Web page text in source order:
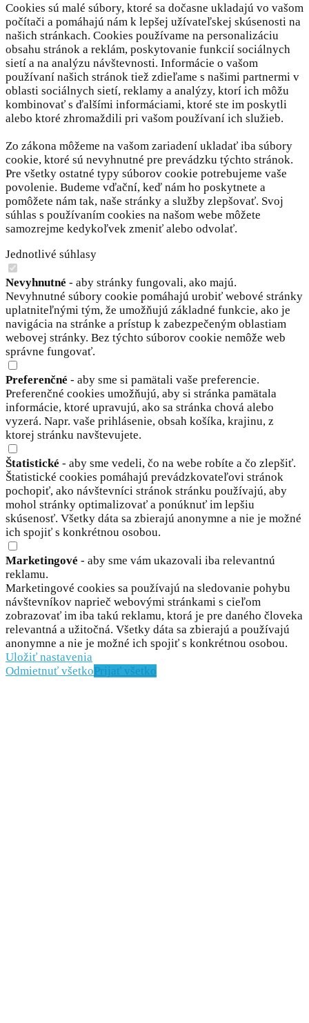
Cookies sú malé súbory, ktoré sa dočasne ukladajú vo vašom
počítači a pomáhajú nám k lepšej užívateľskej skúsenosti na
našich stránkach. Cookies používame na personalizáciu
obsahu stránok a reklám, poskytovanie funkcií sociálnych
sietí a na analýzu návštevnosti. Informácie o vašom
používaní našich stránok tiež zdieľame s našimi partnermi v
oblasti sociálnych sietí, reklamy a analýzy, ktorí ich môžu
kombinovať s ďalšími informáciami, ktoré ste im poskytli
alebo ktoré zhromaždili pri vašom používaní ich služieb.
Zo zákona môžeme na vašom zariadení ukladať iba súbory
cookie, ktoré sú nevyhnutné pre prevádzku týchto stránok.
Pre všetky ostatné typy súborov cookie potrebujeme vaše
povolenie. Budeme vďační, keď nám ho poskytnete a
pomôžete nám tak, naše stránky a služby zlepšovať. Svoj
súhlas s používaním cookies na našom webe môžete
samozrejme kedykoľvek zmeniť alebo odvolať.
Jednotlivé súhlasy
Nevyhnutné - aby stránky fungovali, ako majú.
Nevyhnutné súbory cookie pomáhajú urobiť webové stránky
uplatniteľnými tým, že umožňujú základné funkcie, ako je
navigácia na stránke a prístup k zabezpečeným oblastiam
webovej stránky. Bez týchto súborov cookie nemôže web
správne fungovať.
Preferenčné - aby sme si pamätali vaše preferencie.
Preferenčné cookies umožňujú, aby si stránka pamätala
informácie, ktoré upravujú, ako sa stránka chová alebo
vyzerá. Napr. vaše prihlásenie, obsah košíka, krajinu, z
ktorej stránku navštevujete.
Štatistické - aby sme vedeli, čo na webe robíte a čo zlepšiť.
Štatistické cookies pomáhajú prevádzkovateľovi stránok
pochopiť, ako návštevníci stránok stránku používajú, aby
mohol stránky optimalizovať a ponúknuť im lepšiu
skúsenosť. Všetky dáta sa zbierajú anonymne a nie je možné
ich spojiť s konkrétnou osobou.
Marketingové - aby sme vám ukazovali iba relevantnú
reklamu.
Marketingové cookies sa používajú na sledovanie pohybu
návštevníkov naprieč webovými stránkami s cieľom
zobrazovať im iba takú reklamu, ktorá je pre daného človeka
relevantná a užitočná. Všetky dáta sa zbierajú a používajú
anonymne a nie je možné ich spojiť s konkrétnou osobou.
Uložiť nastavenia
Odmietnuť všetkoPrijať všetko